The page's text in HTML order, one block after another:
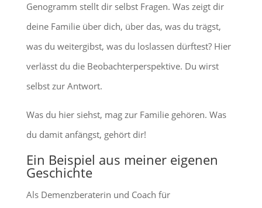
Genogramm stellt dir selbst Fragen. Was zeigt dir
deine Familie über dich, über das, was du trägst,
was du weitergibst, was du loslassen dürftest? Hier
verlässt du die Beobachterperspektive. Du wirst
selbst zur Antwort.
Was du hier siehst, mag zur Familie gehören. Was
du damit anfängst, gehört dir!
Ein Beispiel aus meiner eigenen
Geschichte
Als Demenzberaterin und Coach für